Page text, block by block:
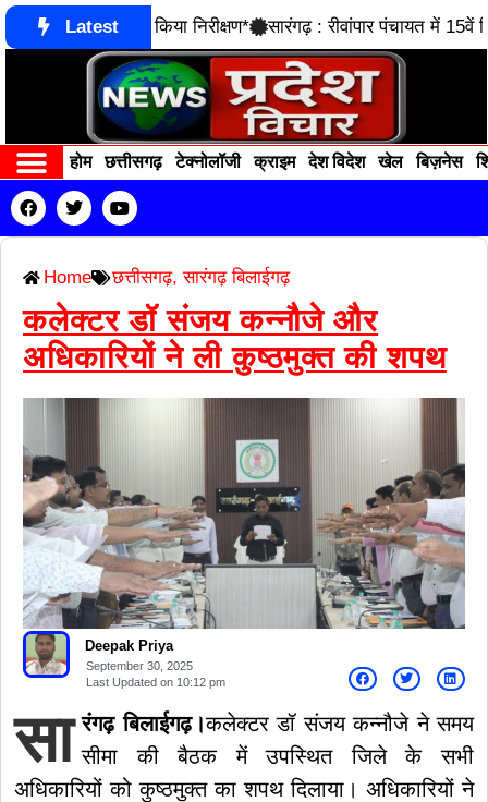
Latest
ने आरसेटी का किया निरीक्षण* सारंगढ़ : रीवांपार पंचायत में 15वें
होम छत्तीसगढ़ टेक्नोलॉजी क्राइम देश विदेश खेल बिज़नेस
RECENT POSTS
Home छत्तीसगढ़,सारंगढ़ बिलाईगढ़
कलेक्टर डॉ संजय कन्नौजे और
अधिकारियों ने ली कुष्ठमुक्त की शपथ
Deepak Priya
September 30, 2025
Last Updated on 10:12 pm
सा रंगढ़ बिलाईगढ़।कलेक्टर डॉ संजय कन्नौजे ने समय
सीमा की बैठक में उपस्थित जिले के सभी
अधिकारियों को कुष्ठमुक्त का शपथ दिलाया। अधिकारियों ने